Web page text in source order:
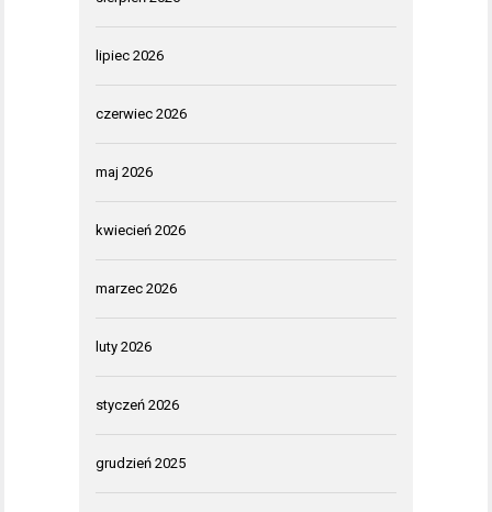
lipiec 2026
czerwiec 2026
maj 2026
kwiecień 2026
marzec 2026
luty 2026
styczeń 2026
grudzień 2025